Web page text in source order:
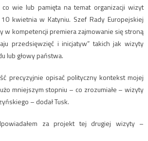
co wie lub pamięta na temat organizacji wizyt
kwietnia w Katyniu. Szef Rady Europejskiej
w kompetencji premiera zajmowanie się stroną
przedsięwzięć i inicjatyw” takich jak wizyty
lub głowy państwa.
precyzyjnie opisać polityczny kontekst mojej
mniejszym stopniu – co zrozumiałe – wizyty
– dodał Tusk.
za projekt tej drugiej wizyty –